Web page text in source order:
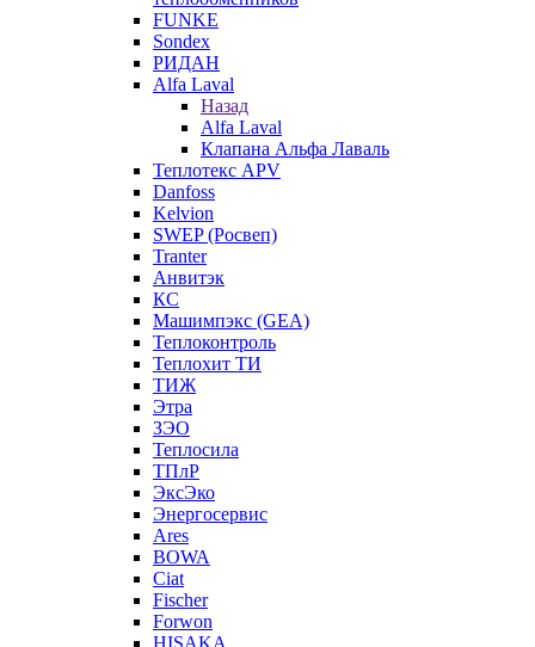
FUNKE
Sondex
РИДАН
Alfa Laval
Назад
Alfa Laval
Клапана Альфа Лаваль
Теплотекс APV
Danfoss
Kelvion
SWEP (Росвеп)
Tranter
Анвитэк
КС
Машимпэкс (GEA)
Теплоконтроль
Теплохит ТИ
ТИЖ
Этра
ЗЭО
Теплосила
ТПлР
ЭксЭко
Энергосервис
Ares
BOWA
Ciat
Fischer
Forwon
HISAKA